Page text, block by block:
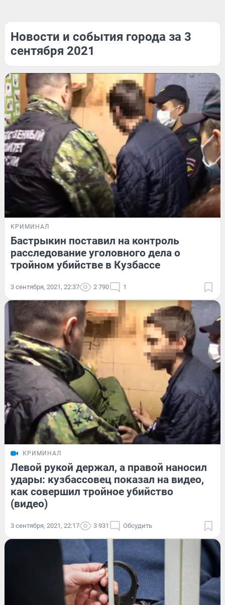
Новости и события города за 3
сентября 2021
КРИМИНАЛ
Бастрыкин поставил на контроль
расследование уголовного дела о
тройном убийстве в Кузбассе
3 сентября, 2021, 22:37 2 790 1
КРИМИНАЛ
Левой рукой держал, а правой наносил
удары: кузбассовец показал на видео,
как совершил тройное убийство
(видео)
3 сентября, 2021, 22:17 3 931 Обсудить